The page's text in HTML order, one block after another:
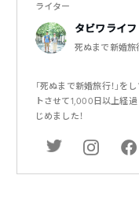
ライター
タビワライフ
死ぬまで新婚旅
「死ぬまで新婚旅行！」
トさせて1,000日以上経
じめました！